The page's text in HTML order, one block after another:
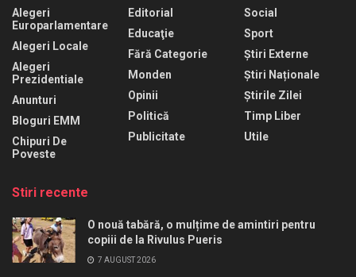
Alegeri
Europarlamentare
Alegeri Locale
Alegeri
Prezidentiale
Anunturi
Bloguri EMM
Chipuri De
Poveste
Editorial
Educaţie
Fără Categorie
Monden
Opinii
Politică
Publicitate
Social
Sport
Știri Externe
Știri Naționale
Știrile Zilei
Timp Liber
Utile
Stiri recente
O nouă tabără, o mulțime de amintiri pentru
copiii de la Rivulus Pueris
7 AUGUST 2026